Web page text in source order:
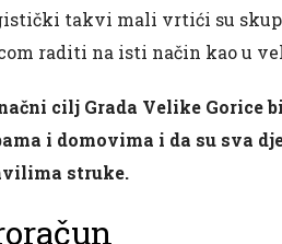
takvi mali vrtići su
raditi na isti način kao u
cilj Grada Velike Gorice
i domovima i da su sva
struke.